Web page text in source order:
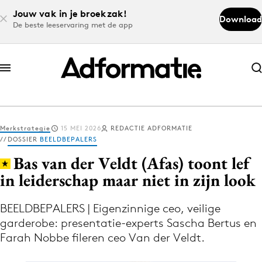
Jouw vak in je broekzak!
De beste leeservaring met de app
Download
Abonneer nu
Abonneer nu
Log in
Download de app
Volg het laatste nieuws via de Adformatie
Nieuws app
Merkstrategie 15 MEI 2026
REDACTIE ADFORMATIE
DOSSIER BEELDBEPALERS
Bas van der Veldt (Afas) toont lef
in leiderschap maar niet in zijn look
BEELDBEPALERS | Eigenzinnige ceo, veilige
garderobe: presentatie-experts Sascha Bertus en
Farah Nobbe fileren ceo Van der Veldt.